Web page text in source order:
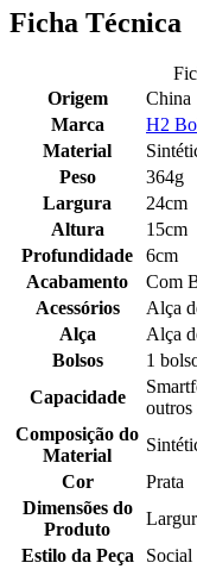
Ficha Técnica
Origem
China
Marca
H2
Material
Peso
364g
Largura
24cm
Altura
15cm
Profundidade
6cm
Acabamento
Com
Acessórios
Alça
Alça
Alça
Bolsos
1
Capacidade
outros
Composição do
Material
Cor
Prata
Dimensões do
Produto
Estilo da Peça
Social